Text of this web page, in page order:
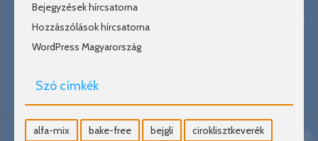
Bejegyzések hírcsatorna
Hozzászólások hírcsatorna
WordPress Magyarország
Szó címkék
alfa-mix bake-free bejgli ciroklisztkeverék